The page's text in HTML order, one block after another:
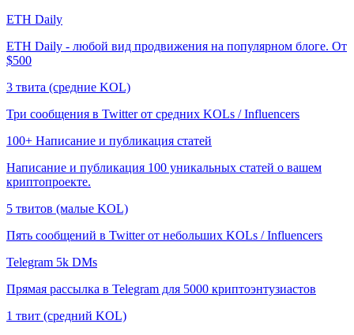
ETH Daily
ETH Daily - любой вид продвижения на популярном блоге. От
$500
3 твита (средние KOL)
Три сообщения в Twitter от средних KOLs / Influencers
100+ Написание и публикация статей
Написание и публикация 100 уникальных статей о вашем
криптопроекте.
5 твитов (малые KOL)
Пять сообщений в Twitter от небольших KOLs / Influencers
Telegram 5k DMs
Прямая рассылка в Telegram для 5000 криптоэнтузиастов
1 твит (средний KOL)